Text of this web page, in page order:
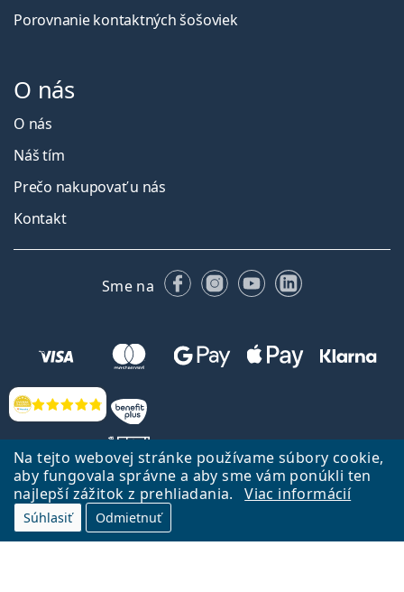
Na tejto webovej stránke používame súbory cookie,
aby fungovala správne a aby sme vám ponúkli ten
najlepší zážitok z prehliadania.
Viac informácií
Súhlasiť Odmietnuť
Hodnotenia
Porovnanie kontaktných šošoviek
O nás
O nás
Náš tím
Prečo nakupovať u nás
Kontakt
Sme na FacebookuInstagrame
YouTubeLinkedIn
Späť na Úvodnu stránku
Lentiamo.sk vlastní a prevádzkuje spoločnosť Lentiamo s.r.o., Česká